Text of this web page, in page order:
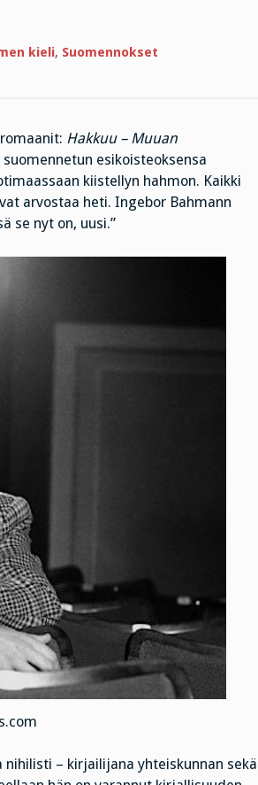
kieli, Suomennokset
Hakkuu – Muuan
esikoisteoksensa
kiistellyn hahmon. Kaikki
arvostaa heti. Ingebor Bahmann
se nyt on, uusi.”
– kirjailijana yhteiskunnan sekä